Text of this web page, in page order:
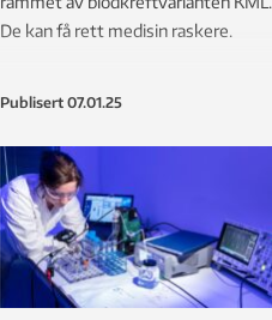
De kan få rett medisin raskere.
Publisert 07.01.25